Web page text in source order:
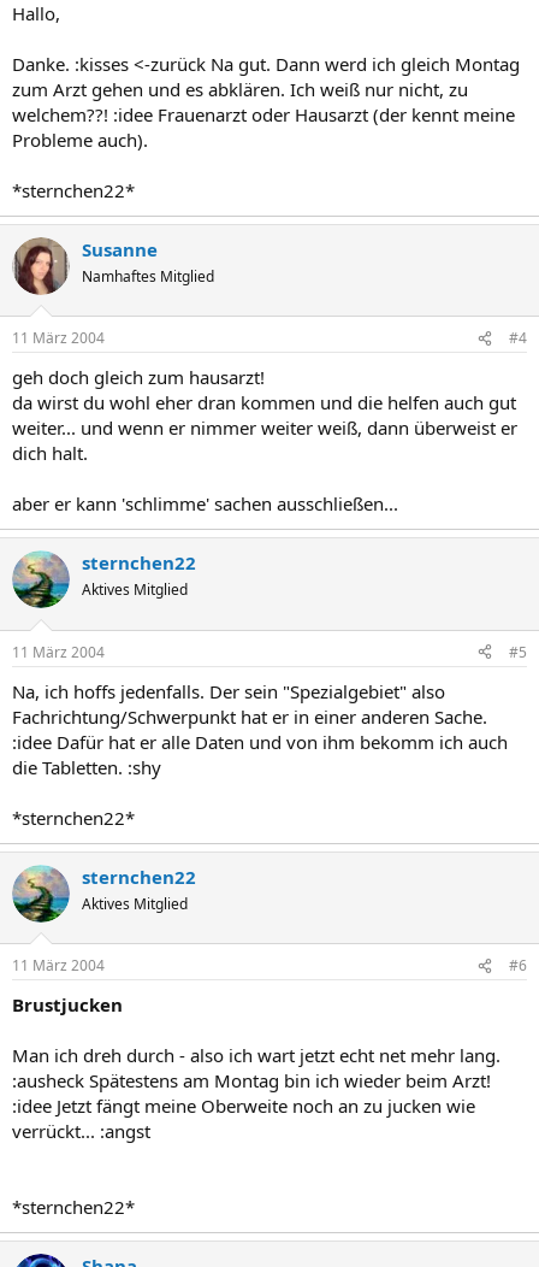
Hallo,
Danke. :kisses <-zurück Na gut. Dann werd ich gleich Montag
zum Arzt gehen und es abklären. Ich weiß nur nicht, zu
welchem??! :idee Frauenarzt oder Hausarzt (der kennt meine
Probleme auch).
*sternchen22*
Susanne
Namhaftes Mitglied
11 März 2004 #4
geh doch gleich zum hausarzt!
da wirst du wohl eher dran kommen und die helfen auch gut
weiter... und wenn er nimmer weiter weiß, dann überweist er
dich halt.
aber er kann 'schlimme' sachen ausschließen...
sternchen22
Aktives Mitglied
11 März 2004 #5
Na, ich hoffs jedenfalls. Der sein "Spezialgebiet" also
Fachrichtung/Schwerpunkt hat er in einer anderen Sache.
:idee Dafür hat er alle Daten und von ihm bekomm ich auch
die Tabletten. :shy
*sternchen22*
sternchen22
Aktives Mitglied
11 März 2004 #6
Brustjucken
Man ich dreh durch - also ich wart jetzt echt net mehr lang.
:ausheck Spätestens am Montag bin ich wieder beim Arzt!
:idee Jetzt fängt meine Oberweite noch an zu jucken wie
verrückt... :angst
*sternchen22*